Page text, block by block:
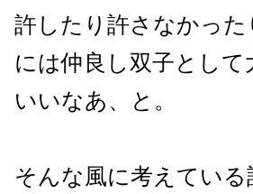
許したり許さなかっ
には仲良し双子とし
いいなあ、と。
そんな風に考えている